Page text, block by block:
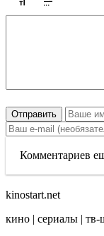
Отправить
Комментариев
kinostart.net
кино | сериалы | тв-